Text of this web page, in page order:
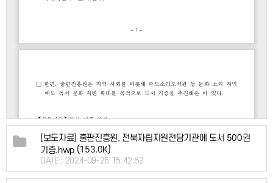
[보도자료] 출판진흥원, 전북자립지원전담기관에 도서 500권
기증.hwp(153.0K)
DATE : 2024-09-26 15:42:52